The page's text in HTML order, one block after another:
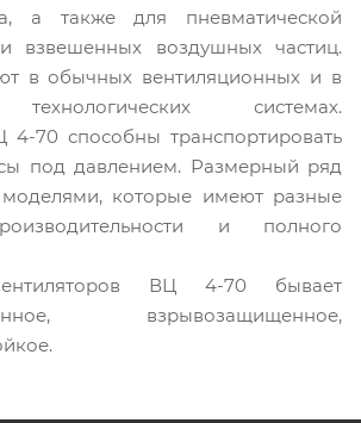
а также для пневматической
взвешенных воздушных частиц.
в обычных вентиляционных и в
системах.
4-70 способны транспортировать
под давлением. Размерный ряд
моделями, которые имеют разные
и полного
ВЦ 4-70 бывает
взрывозащищенное,